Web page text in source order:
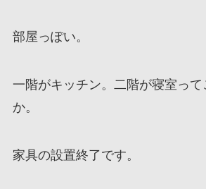
部屋っぽい。
一階がキッチン。二階が寝室って
か。
家具の設置終了です。